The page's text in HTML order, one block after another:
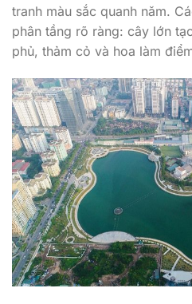
tranh màu sắc quanh năm.
phân tầng rõ ràng: cây lớn
phủ, thảm cỏ và hoa làm